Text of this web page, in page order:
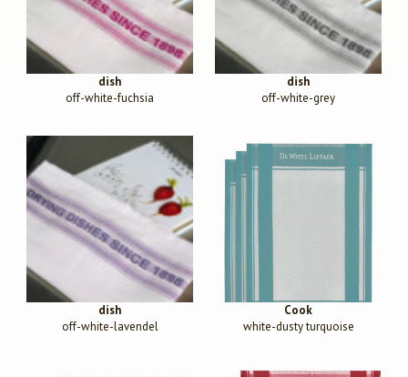
dish
off-white-fuchsia
dish
off-white-grey
dish
off-white-lavendel
Cook
white-dusty turquoise